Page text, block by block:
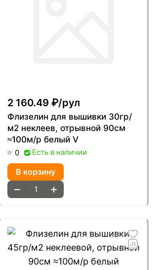
2 160.49 ₽/рул
Флизелин для вышивки 30гр/
м2 неклеев, отрывной 90см
≈100м/р белый V
0 Есть в наличии
В корзину